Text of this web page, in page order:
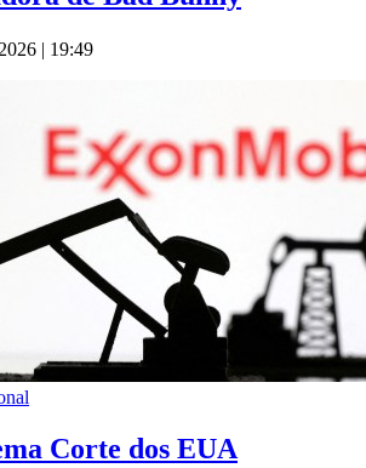
| 19:49
Corte dos EUA